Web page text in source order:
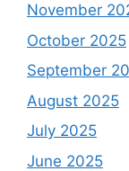
November
October 2025
September
August 2025
July 2025
June 2025